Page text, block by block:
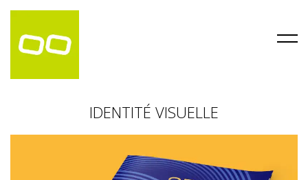
IDENTITÉ VISUELLE